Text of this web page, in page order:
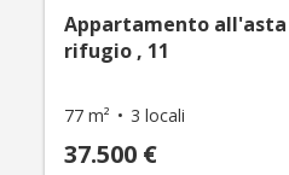
Appartamento all'asta
rifugio , 11
77 m² 3 locali
37.500 €